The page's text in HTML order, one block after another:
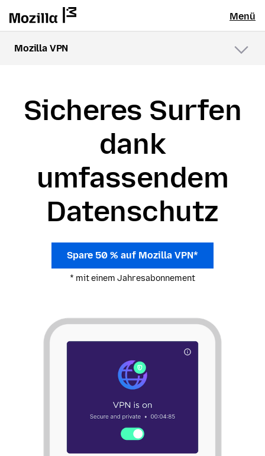
Menü
Mozilla VPN
Sicheres Surfen
dank
umfassendem
Datenschutz
Spare 50 % auf Mozilla VPN*
* mit einem Jahresabonnement